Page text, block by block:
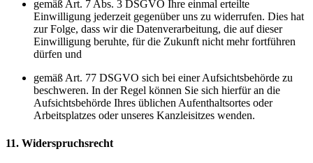
gemäß Art. 7 Abs. 3 DSGVO Ihre einmal erteilte
Einwilligung jederzeit gegenüber uns zu widerrufen. Dies hat
zur Folge, dass wir die Datenverarbeitung, die auf dieser
Einwilligung beruhte, für die Zukunft nicht mehr fortführen
dürfen und
gemäß Art. 77 DSGVO sich bei einer Aufsichtsbehörde zu
beschweren. In der Regel können Sie sich hierfür an die
Aufsichtsbehörde Ihres üblichen Aufenthaltsortes oder
Arbeitsplatzes oder unseres Kanzleisitzes wenden.
11. Widerspruchsrecht